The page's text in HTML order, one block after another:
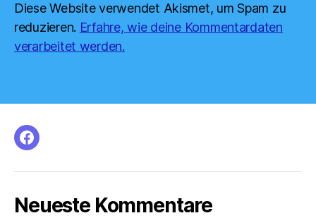
Diese Website verwendet Akismet, um Spam zu
reduzieren. Erfahre, wie deine Kommentardaten
verarbeitet werden.
facebook
Neueste Kommentare